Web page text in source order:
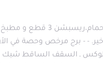
للبيع شقة 135
- - برج مرخص وحصة في